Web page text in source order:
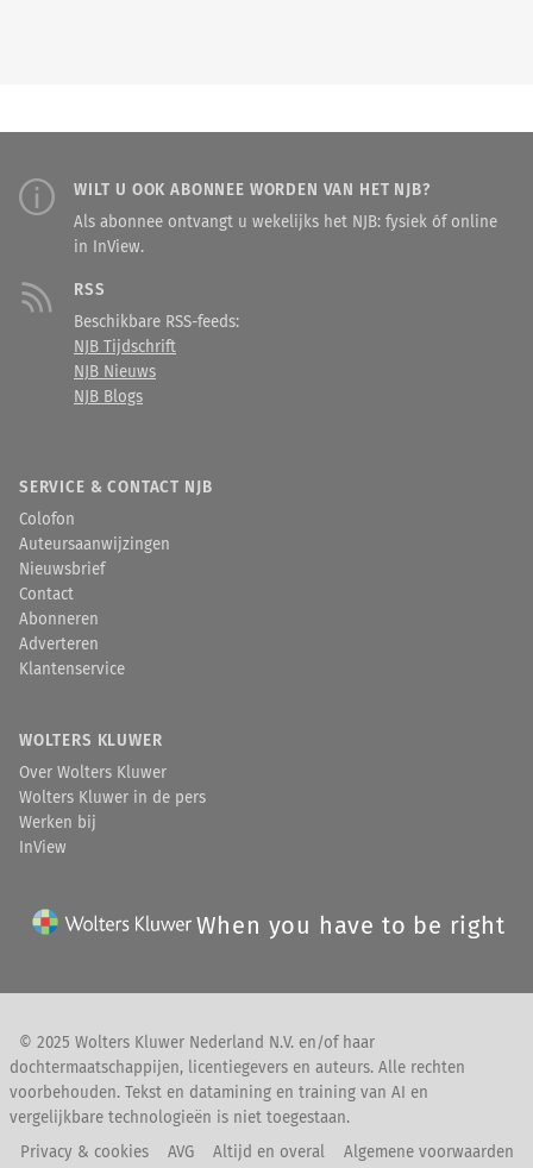
WILT U OOK ABONNEE WORDEN VAN HET NJB?
Als abonnee ontvangt u wekelijks het NJB: fysiek óf online
in InView.
RSS
Beschikbare RSS-feeds:
NJB Tijdschrift
NJB Nieuws
NJB Blogs
SERVICE & CONTACT NJB
Colofon
Auteursaanwijzingen
Nieuwsbrief
Contact
Abonneren
Adverteren
Klantenservice
WOLTERS KLUWER
Over Wolters Kluwer
Wolters Kluwer in de pers
Werken bij
InView
When you have to be right
© 2025 Wolters Kluwer Nederland N.V. en/of haar
dochtermaatschappijen, licentiegevers en auteurs. Alle rechten
voorbehouden. Tekst en datamining en training van AI en
vergelijkbare technologieën is niet toegestaan.
Privacy & cookies
AVG Altijd en overal Algemene voorwaarden